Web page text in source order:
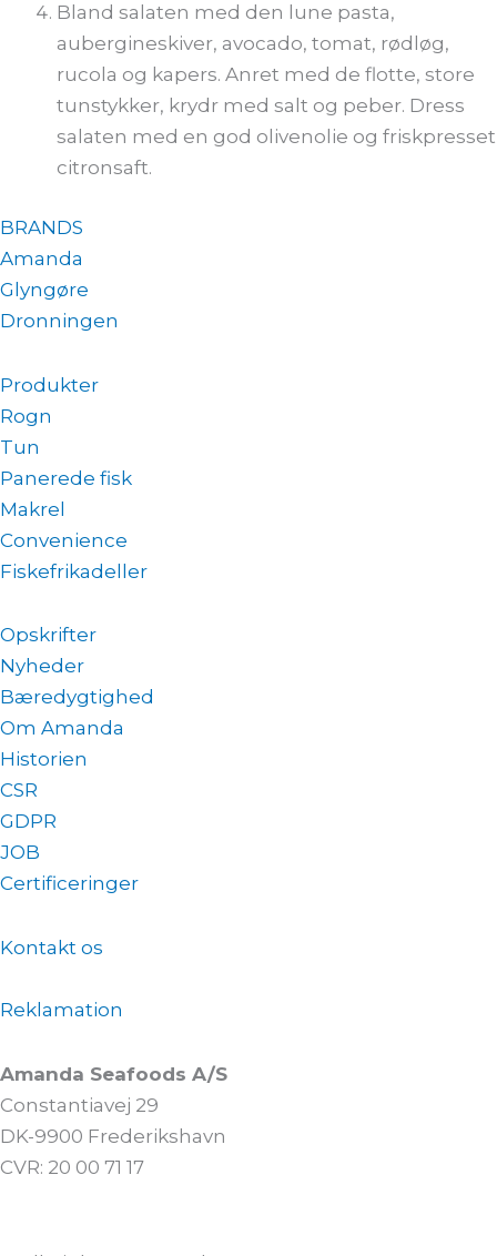
Bland salaten med den lune pasta,
aubergineskiver, avocado, tomat, rødløg,
rucola og kapers. Anret med de flotte, store
tunstykker, krydr med salt og peber. Dress
salaten med en god olivenolie og friskpresset
citronsaft.
BRANDS
Amanda
Glyngøre
Dronningen
Produkter
Rogn
Tun
Panerede fisk
Makrel
Convenience
Fiskefrikadeller
Opskrifter
Nyheder
Bæredygtighed
Om Amanda
Historien
CSR
GDPR
JOB
Certificeringer
Kontakt os
Reklamation
Amanda Seafoods A/S
Constantiavej 29
DK-9900 Frederikshavn
CVR: 20 00 71 17